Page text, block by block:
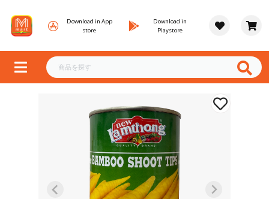
Download in App
store
Download in
Playstore